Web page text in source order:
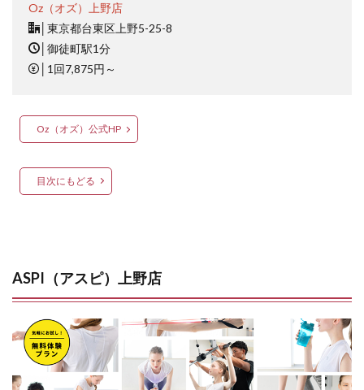
Oz（オズ）上野店
東京都台東区上野5-25-8
御徒町駅1分
1回7,875円～
Oz（オズ）公式HP
目次にもどる
ASPI（アスピ）上野店